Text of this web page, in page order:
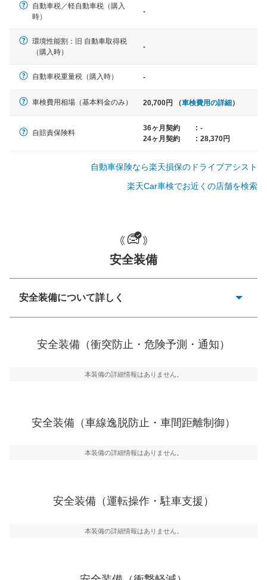
一般的な車体のサイズの目安
軽自動車
中型車
ノア、セレナ、プリウス、カロー
スター、ハイエースワゴン、デリ
自動車税／軽自動車税（購入
時）
-
環境性能割：旧 自動車取得税
（購入時）
-
自動車税重量税（購入時） -
車検費用相場（基本料金のみ） 20,700円 （車検費用の詳細）
自賠責保険料
36ヶ月契約 : -
24ヶ月契約
: 28,370円
自動車保険なら楽天損保のドライブアシスト
楽天Car車検でお近くの店舗を検索
安全装備
安全装備について詳しく
ーキアシスト、ABSなどが装備されています。
車線逸脱防止
車線のはみだしやふらつきを防止するためにレーンキー
運転・駐車支援
グ・アシストやサイドブラインドモニターなどが装備さ
万が一車体が衝撃を受けたときに、運転者・同乗者を守
安全装備（衝突防止・危険予測・通知）
本装備の詳細情報はありません。
安全装備（車線逸脱防止・車間距離制御）
本装備の詳細情報はありません。
安全装備（運転操作・駐車支援）
本装備の詳細情報はありません。